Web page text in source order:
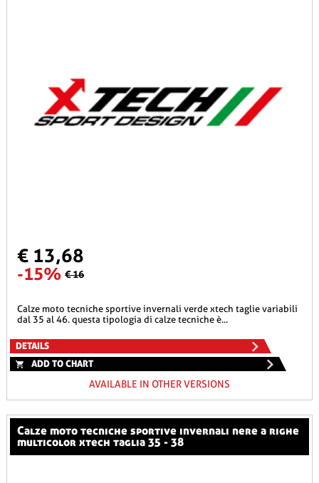
€ 13,68
-15% € 16
calze moto tecniche sportive invernali verde xtech taglie variabili
dal 35 al 46. questa tipologia di calze tecniche è...
DETAILS
ADD TO CHART
AVAILABLE IN OTHER VERSIONS
calze moto tecniche sportive invernali nere a righe
multicolor xtech taglia 35 - 38